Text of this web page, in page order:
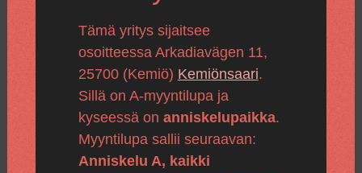
Tämä yritys sijaitsee
osoitteessa Arkadiavägen 11,
25700 (Kemiö) Kemiönsaari.
Sillä on A-myyntilupa ja
kyseessä on anniskelupaikka.
Myyntilupa sallii seuraavan:
Anniskelu A, kaikki